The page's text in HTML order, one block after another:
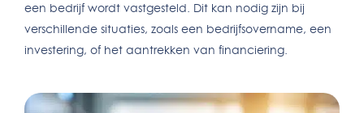
een bedrijf wordt vastgesteld. Dit kan nodig zijn bij
verschillende situaties, zoals een bedrijfsovername, een
investering, of het aantrekken van financiering.